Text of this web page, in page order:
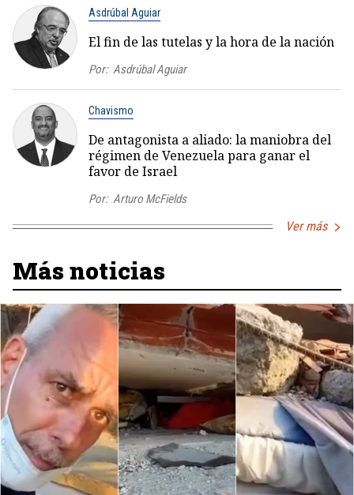
Asdrúbal Aguiar
El fin de las tutelas y la hora de la nación
Por: Asdrúbal Aguiar
Chavismo
De antagonista a aliado: la maniobra del
régimen de Venezuela para ganar el
favor de Israel
Por: Arturo McFields
Ver más
Más noticias